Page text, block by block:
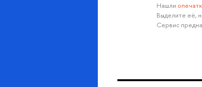
Нашли
Выделите её,
Сервис